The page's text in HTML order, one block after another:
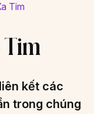
Tim
kết các
trong chúng